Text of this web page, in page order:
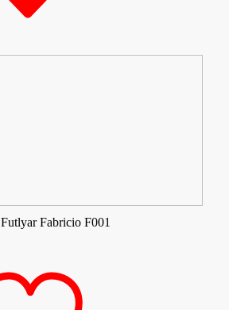
Futlyar Fabricio F001